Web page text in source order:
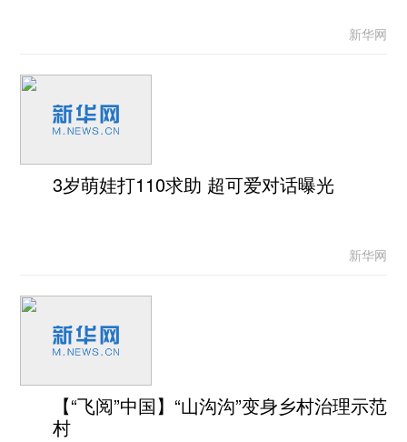
新华网
3岁萌娃打110求助 超可爱对话曝光
新华网
【“飞阅”中国】“山沟沟”变身乡村治理示范
村